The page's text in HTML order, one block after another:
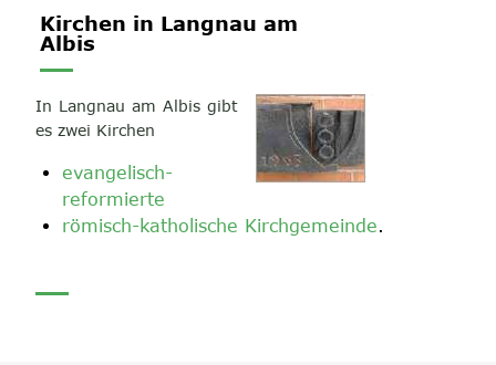
Inhalt
Kirchen in Langnau am
Albis
In Langnau am Albis gibt
es zwei Kirchen
evangelisch-
reformierte
römisch-katholische Kirchgemeinde.